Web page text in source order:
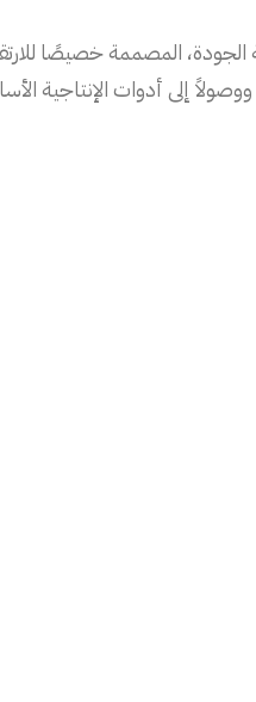
المصممة خصيصًا
ووصولاً إلى أدوات الإنتاجية